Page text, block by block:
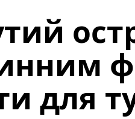
для